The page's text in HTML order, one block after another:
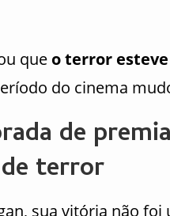
que o terror esteve
do cinema
de
terror
sua vitória não foi